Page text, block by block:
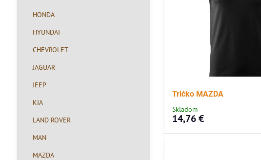
Tričko MAZDA
Skladom
14,76 €
HONDA
HYUNDAI
CHEVROLET
JAGUAR
JEEP
KIA
LAND ROVER
MAN
MAZDA